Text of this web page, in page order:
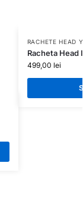
RACHETE HEAD
Racheta Head
499,00 lei